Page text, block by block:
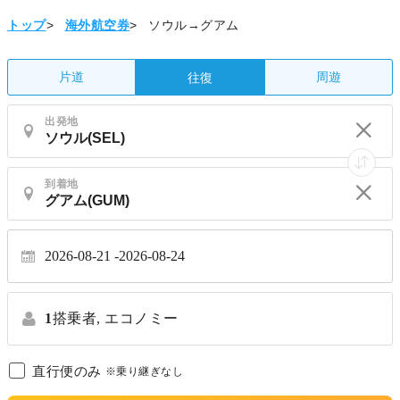
トップ> 海外航空券> ソウル→グアム
片道 往復 周遊
出発地
到着地
2026-08-21 2026-08-24
1搭乗者, エコノミー
直行便のみ ※乗り継ぎなし